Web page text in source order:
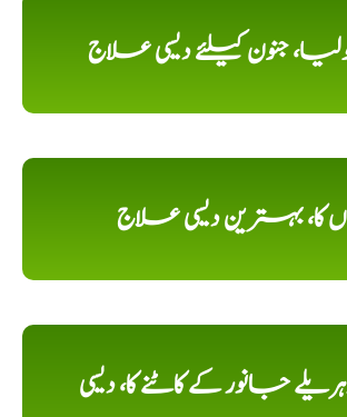
جنون کیلئے دیسی علاج
کا، بہترین دیسی علاج
جانور کے کاٹنے کا، دیسی